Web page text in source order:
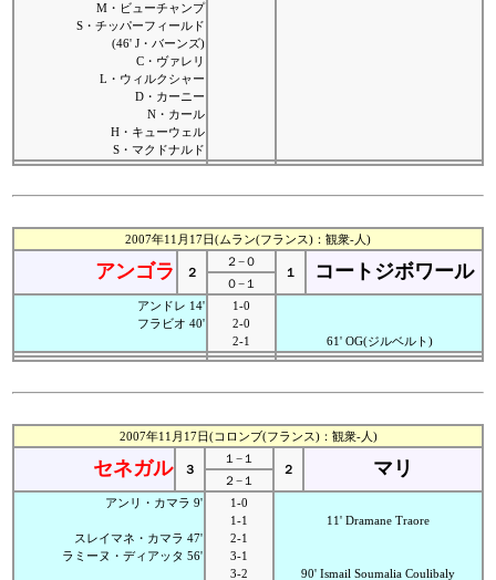
M・ビューチャンプ
S・チッパーフィールド
(46' J・バーンズ)
C・ヴァレリ
L・ウィルクシャー
D・カーニー
N・カール
H・キューウェル
S・マクドナルド
2007年11月17日(ムラン(フランス)：観衆-人)
アンゴラ ２
２−０
１
コートジボワール
０−１
アンドレ 14'
フラビオ 40'
1-0
2-0
2-1
61' OG(ジルベルト)
2007年11月17日(コロンブ(フランス)：観衆-人)
セネガル ３
１−１
２
マリ
２−１
アンリ・カマラ 9'
スレイマネ・カマラ 47'
ラミーヌ・ディアッタ 56'
1-0
1-1
2-1
3-1
3-2
11' Dramane Traore
90' Ismail Soumalia Coulibaly